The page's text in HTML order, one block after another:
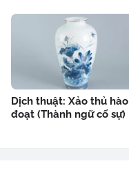
Dịch thuật: Xảo thủ hào
đoạt (Thành ngữ cố sự)